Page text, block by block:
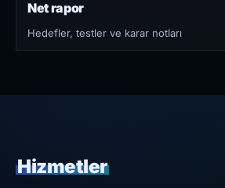
Net rapor
Hedefler, testler ve karar notları
Hizmetler